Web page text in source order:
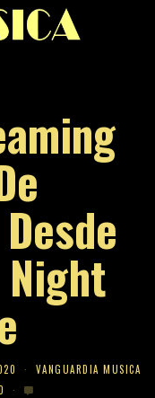
VANGUARDIA MUSICA